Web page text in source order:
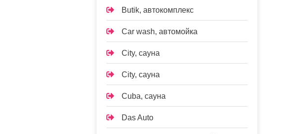
Butik, автокомплекс
Car wash, автомойка
City, сауна
City, сауна
Cuba, сауна
Das Auto